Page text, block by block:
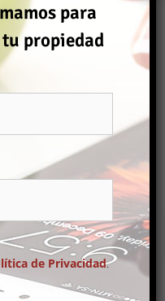
para
propiedad
favor, deja este campo vacío.
de Privacidad.